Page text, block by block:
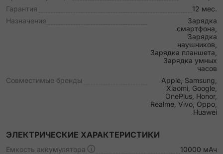
Гарантия
12 мес.
Назначение
Зарядка
смартфона,
Зарядка
наушников,
Зарядка планшета,
Зарядка умных
часов
Совместимые бренды
Apple, Samsung,
Xiaomi, Google,
OnePlus, Honor,
Realme, Vivo, Oppo,
Huawei
ЭЛЕКТРИЧЕСКИЕ ХАРАКТЕРИСТИКИ
Емкость аккумулятора
10000 мАч